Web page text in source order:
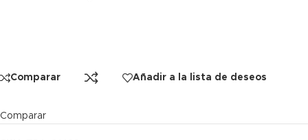
Comparar Añadir a la lista de deseos
Comparar